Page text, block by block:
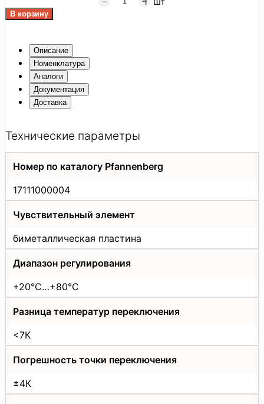
Описание
Номенклатура
Аналоги
Документация
Доставка
Технические параметры
Номер по каталогу Pfannenberg
17111000004
Чувствительный элемент
биметаллическая пластина
Диапазон регулирования
+20°C…+80°C
Разница температур переключения
<7К
Погрешность точки переключения
±4К